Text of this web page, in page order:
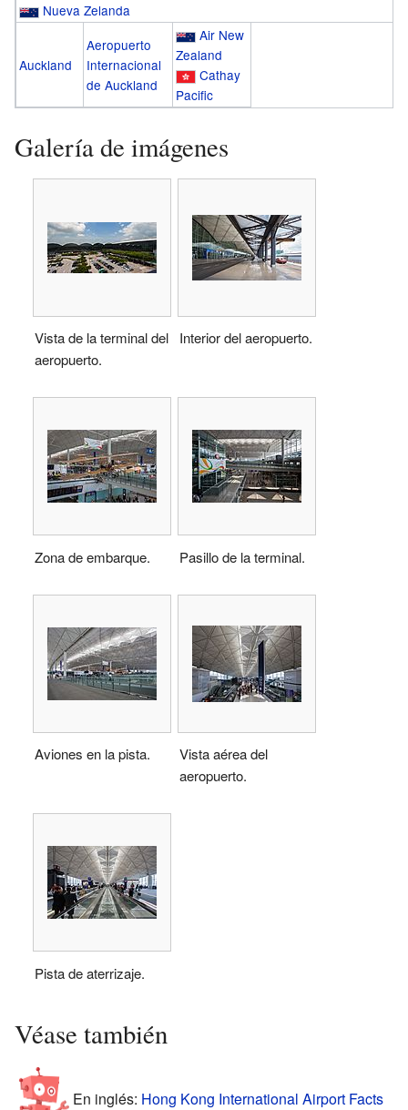
Nueva Zelanda
Auckland
Aeropuerto
Internacional
de Auckland
Air New
Zealand
Cathay
Pacific
Galería de imágenes
Vista de la terminal del
aeropuerto.
Interior del aeropuerto.
Zona de embarque. Pasillo de la terminal.
Aviones en la pista.
Vista aérea del
aeropuerto.
Pista de aterrizaje.
Véase también
En inglés: Hong Kong International Airport Facts